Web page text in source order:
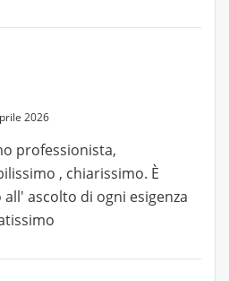
2026
professionista,
, chiarissimo. È
ascolto di ogni esigenza